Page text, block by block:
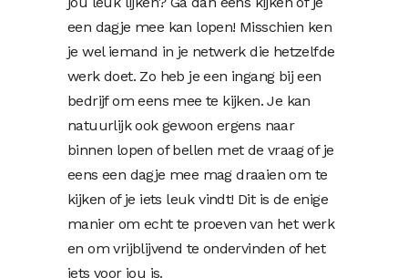
een dagje mee kan lopen! Misschien ken
je wel iemand in je netwerk die hetzelfde
werk doet. Zo heb je een ingang bij een
bedrijf om eens mee te kijken. Je kan
natuurlijk ook gewoon ergens naar
binnen lopen of bellen met de vraag of je
eens een dagje mee mag draaien om te
kijken of je iets leuk vindt! Dit is de enige
manier om echt te proeven van het werk
en om vrijblijvend te ondervinden of het
iets voor jou is.